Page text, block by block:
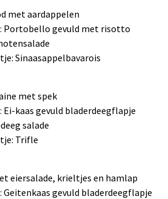
met aardappelen
Portobello gevuld met risotto
Sinaasappelbavarois
met spek
Ei-kaas gevuld bladerdeegflapje
salade
Trifle
eiersalade, krieltjes en hamlap
Geitenkaas gevuld bladerdeegflapje